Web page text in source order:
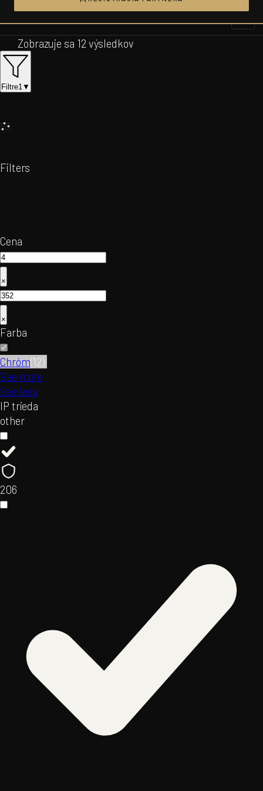
Prejsť
na
obsah
Zobrazuje sa 12 výsledkov
Filtre1▼
Filters
Cena
×
×
Farba
Chróm(12)
See more
See less
IP trieda
other
206